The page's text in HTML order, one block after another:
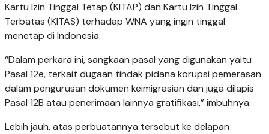
Kartu Izin Tinggal Tetap (KITAP) dan Kartu Izin Tinggal
Terbatas (KITAS) terhadap WNA yang ingin tinggal
menetap di Indonesia.
“Dalam perkara ini, sangkaan pasal yang digunakan yaitu
Pasal 12e, terkait dugaan tindak pidana korupsi pemerasan
dalam pengurusan dokumen keimigrasian dan juga dilapis
Pasal 12B atau penerimaan lainnya gratifikasi,” imbuhnya.
Lebih jauh, atas perbuatannya tersebut ke delapan